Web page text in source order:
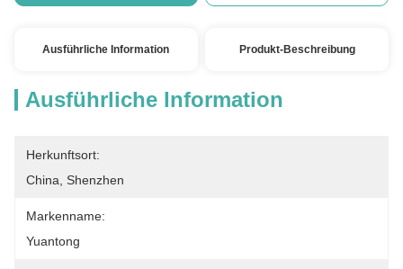
Ausführliche Information Produkt-Beschreibung
Ausführliche Information
Herkunftsort:
China, Shenzhen
Markenname:
Yuantong